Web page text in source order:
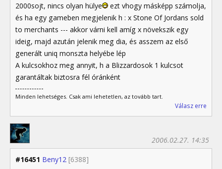
2000sojt, nincs olyan hülye
ezt vhogy másképp számolja,
és ha egy gameben megjelenik h : x Stone Of Jordans sold
to merchants --- akkor várni kell amíg x növekszik egy
ideig, majd azután jelenik meg dia, és asszem az első
generált uniq monszta helyébe lép
A kulcsokhoz meg annyit, h a Blizzardosok 1 kulcsot
garantáltak biztosra fél óránként
Minden lehetséges. Csak ami lehetetlen, az tovább tart.
Válasz erre
#16451 Beny12 [6388]
2006.02.27. 14:35